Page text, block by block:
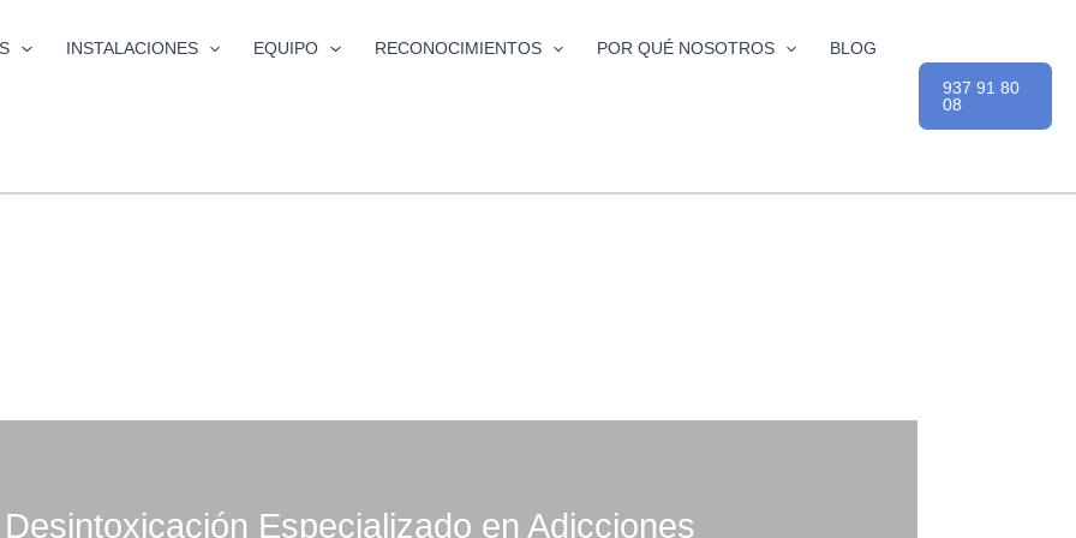
INSTALACIONES EQUIPO RECONOCIMIENTOS POR QUÉ NOSOTROS BLOG
937 91 80
08
Especializado en Adicciones